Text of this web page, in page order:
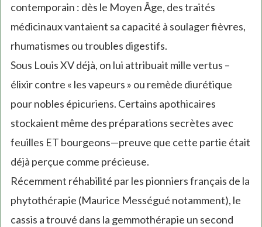
contemporain : dès le Moyen Âge, des traités
médicinaux vantaient sa capacité à soulager fièvres,
rhumatismes ou troubles digestifs.
Sous Louis XV déjà, on lui attribuait mille vertus –
élixir contre « les vapeurs » ou remède diurétique
pour nobles épicuriens. Certains apothicaires
stockaient même des préparations secrètes avec
feuilles ET bourgeons—preuve que cette partie était
déjà perçue comme précieuse.
Récemment réhabilité par les pionniers français de la
phytothérapie (Maurice Mességué notamment), le
cassis a trouvé dans la gemmothérapie un second